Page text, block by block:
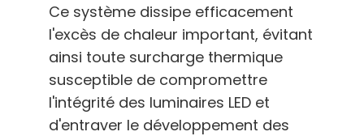
Ce système dissipe efficacement
l'excès de chaleur important, évitant
ainsi toute surcharge thermique
susceptible de compromettre
l'intégrité des luminaires LED et
d'entraver le développement des